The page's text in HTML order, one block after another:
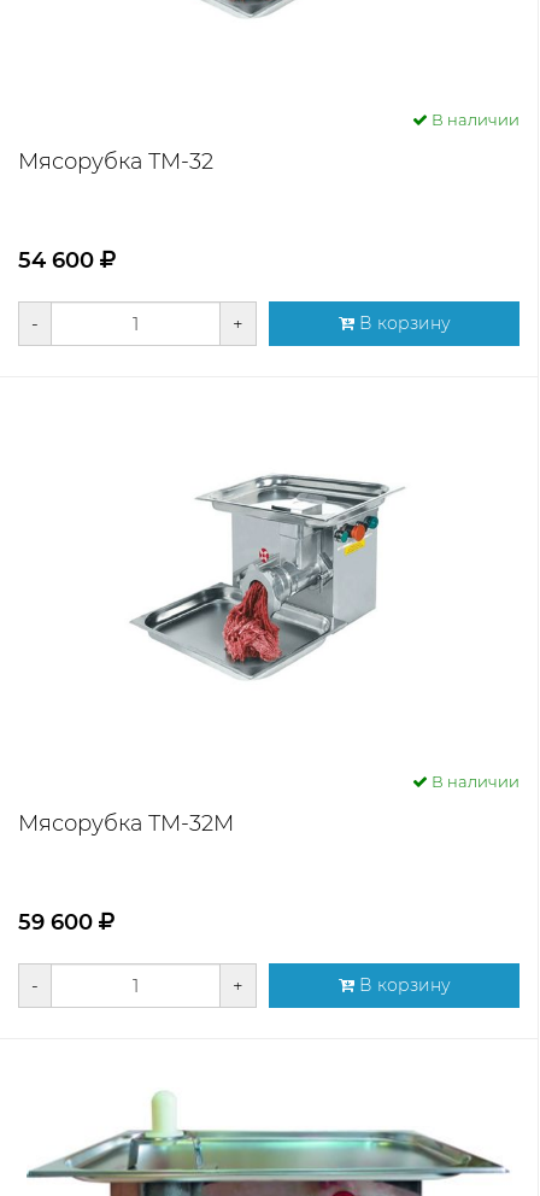
В наличии
Мясорубка ТМ-32
54 600
- + В корзину
В наличии
Мясорубка ТМ-32М
59 600
- + В корзину